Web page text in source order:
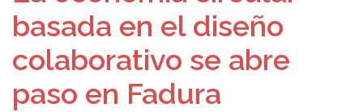
basada en el diseño
colaborativo se abre
paso en Fadura